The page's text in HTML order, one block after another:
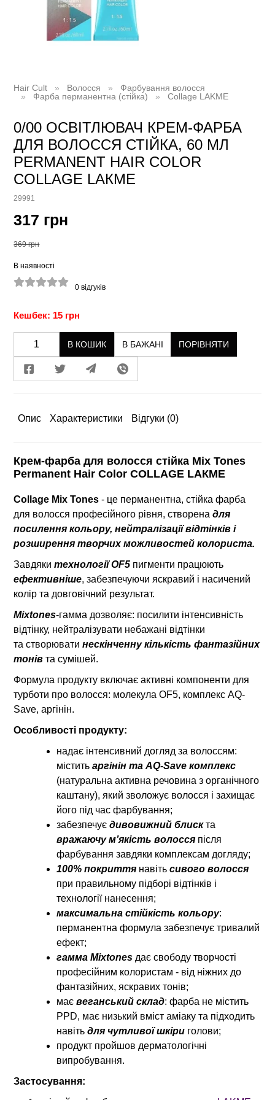
Hair Cult Волосся
Фарбування волосся
Фарба перманентна (стійка)
Collage LAKME
0/00 ОСВІТЛЮВАЧ КРЕМ-ФАРБА
ДЛЯ ВОЛОССЯ СТІЙКА, 60 МЛ
PERMANENT HAIR COLOR
COLLAGE LAКME
29991
317 грн
369 грн
В наявності
0 відгуків
Кешбек: 15 грн
В КОШИК В БАЖАНІ ПОРІВНЯТИ
Опис Характеристики Відгуки (0)
Крем-фарба для волосся стійка Mix Tones
Permanent Hair Color COLLAGE LAКME
Collage Mix Tones - це перманентна, стійка фарба
для волосся професійного рівня, створенадля
посилення кольору, нейтралізації відтінків і
розширення творчих можливостей колориста.
Завдякитехнології OF5 пигменти працюють
ефективніше, забезпечуючи яскравий і насичений
колір та довговічний результат.
Mixtones-гамма дозволяє: посилити інтенсивність
відтінку, нейтралізувати небажані відтінки
та створюватинескінченну кількість фантазійних
тонів та сумішей.
Формула продукту включає активні компоненти для
турботи про волосся: молекула OF5, комплекс AQ-
Save, аргінін.
Особливості продукту:
надає інтенсивний догляд за волоссям:
міститьаргінін та AQ-Save комплекс
(натуральна активна речовина з органічного
каштану), який зволожує волосся і захищає
його під час фарбування;
забезпечуєдивовижний блискта
вражаючу м’якість волосся після
фарбування завдяки комплексам догляду;
100% покриття навітьсивого волосся
при правильному підборі відтінків і
технології нанесення;
максимальна стійкість кольору:
перманентна формула забезпечує тривалий
ефект;
гамма Mixtones дає свободу творчості
професійним колористам - від ніжних до
фантазійних, яскравих тонів;
маєвеганський склад: фарба не містить
PPD, має низький вміст аміаку та підходить
навітьдля чутливої шкіри голови;
продукт пройшов дерматологічні
випробування.
Застосування: